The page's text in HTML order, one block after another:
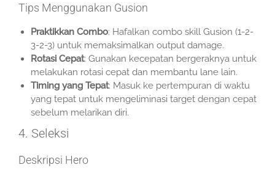
Tips Menggunakan Gusion
Praktikkan Combo: Hafalkan combo skill Gusion (1-2-
3-2-3) untuk memaksimalkan output damage.
Rotasi Cepat: Gunakan kecepatan bergeraknya untuk
melakukan rotasi cepat dan membantu lane lain.
Timing yang Tepat: Masuk ke pertempuran di waktu
yang tepat untuk mengeliminasi target dengan cepat
sebelum melarikan diri.
4. Seleksi
Deskripsi Hero